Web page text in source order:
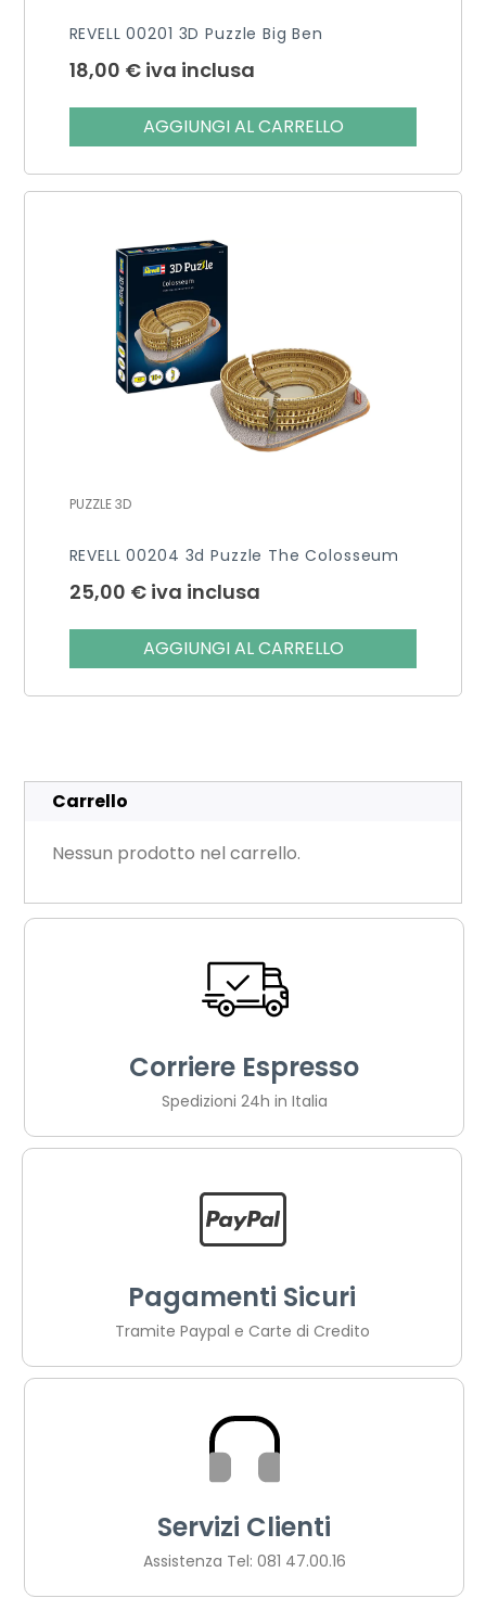
REVELL 00201 3D Puzzle Big Ben
18,00 € iva inclusa
AGGIUNGI AL CARRELLO
PUZZLE 3D
REVELL 00204 3d Puzzle The Colosseum
25,00 € iva inclusa
AGGIUNGI AL CARRELLO
Carrello
Nessun prodotto nel carrello.
Corriere Espresso
Spedizioni 24h in Italia
Pagamenti Sicuri
Tramite Paypal e Carte di Credito
Servizi Clienti
Assistenza Tel: 081 47.00.16